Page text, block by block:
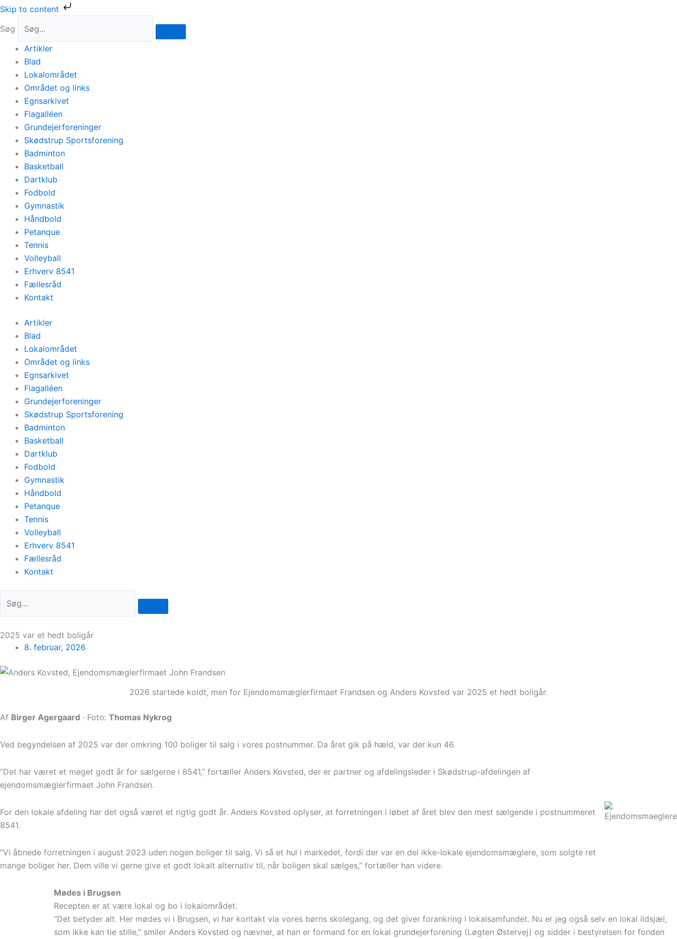
Skip to content
Gå
indholdet
Søg
Artikler
Blad
Lokalområdet
Området og links
Egnsarkivet
Flagalléen
Grundejerforeninger
Skødstrup Sportsforening
Badminton
Basketball
Dartklub
Fodbold
Gymnastik
Håndbold
Petanque
Tennis
Volleyball
Erhverv 8541
Fællesråd
Kontakt
Artikler
Blad
Lokalområdet
Området og links
Egnsarkivet
Flagalléen
Grundejerforeninger
Skødstrup Sportsforening
Badminton
Basketball
Dartklub
Fodbold
Gymnastik
Håndbold
Petanque
Tennis
Volleyball
Erhverv 8541
Fællesråd
Kontakt
2025 var et hedt boligår
8. februar, 2026
2026 startede koldt, men for Ejendomsmæglerfirmaet Frandsen og Anders Kovsted var 2025 et hedt boligår.
Af Birger Agergaard · Foto: Thomas Nykrog
Ved begyndelsen af 2025 var der omkring 100 boliger til salg i vores postnummer. Da året gik på hæld, var der kun 46.
”Det har været et meget godt år for sælgerne i 8541,” fortæller Anders Kovsted, der er partner og afdelingsleder i Skødstrup-afdelingen af
ejendomsmæglerfirmaet John Frandsen.
For den lokale afdeling har det også været et rigtig godt år. Anders Kovsted oplyser, at forretningen i løbet af året blev den mest sælgende i postnummeret
8541.
”Vi åbnede forretningen i august 2023 uden nogen boliger til salg. Vi så et hul i markedet, fordi der var en del ikke-lokale ejendomsmæglere, som solgte ret
mange boliger her. Dem ville vi gerne give et godt lokalt alternativ til, når boligen skal sælges,” fortæller han videre.
Mødes i Brugsen
Recepten er at være lokal og bo i lokalområdet.
”Det betyder alt. Her mødes vi i Brugsen, vi har kontakt via vores børns skolegang, og det giver forankring i lokalsamfundet. Nu er jeg også selv en lokal ildsjæl,
som ikke kan tie stille,” smiler Anders Kovsted og nævner, at han er formand for en lokal grundejerforening (Løgten Østervej) og sidder i bestyrelsen for fonden